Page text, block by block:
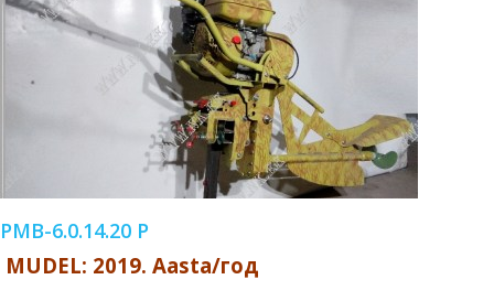
PMB-6.0.14.20 P
MUDEL: 2019. Aasta/год